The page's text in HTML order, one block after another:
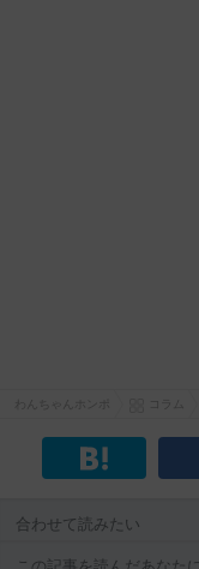
合わせて読みたい